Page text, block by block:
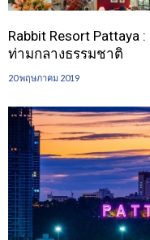
Rabbit Resort
ท่ามกลางธรรมชาติ
20 พฤษภาคม 2019